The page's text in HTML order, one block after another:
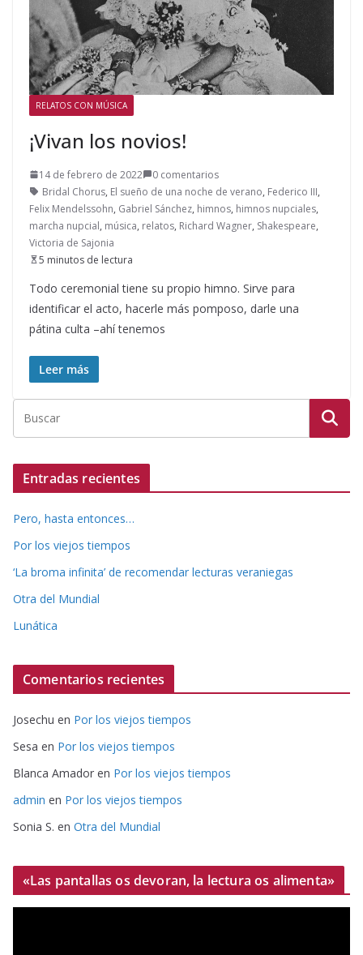
RELATOS CON MÚSICA
¡Vivan los novios!
14 de febrero de 2022
0 comentarios
Bridal Chorus, El sueño de una noche de verano, Federico III,
Felix Mendelssohn, Gabriel Sánchez, himnos, himnos nupciales,
marcha nupcial, música, relatos, Richard Wagner, Shakespeare,
Victoria de Sajonia
5 minutos de lectura
Todo ceremonial tiene su propio himno. Sirve para
identificar el acto, hacerle más pomposo, darle una
pátina culta –ahí tenemos
Leer más
Entradas recientes
Pero, hasta entonces…
Por los viejos tiempos
‘La broma infinita’ de recomendar lecturas veraniegas
Otra del Mundial
Lunática
Comentarios recientes
Josechu en Por los viejos tiempos
Sesa en Por los viejos tiempos
Blanca Amador en Por los viejos tiempos
admin en Por los viejos tiempos
Sonia S. en Otra del Mundial
«Las pantallas os devoran, la lectura os alimenta»